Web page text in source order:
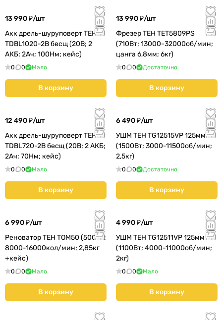
13 990 ₽/шт
Акк дрель-шуруповерт TEH
TDBL1020-2B бесщ (20В; 2
АКБ; 2Ач; 100Нм; кейс)
0 0 Мало
В корзину
13 990 ₽/шт
Фрезер TEH TET5809PS
(710Вт; 13000-32000об/мин;
цанга 6,8мм; 6кг)
0 0 Достаточно
В корзину
12 490 ₽/шт
Акк дрель-шуруповерт TEH
TDBL720-2B бесщ (20В; 2 АКБ;
2Ач; 70Нм; кейс)
0 0 Мало
В корзину
6 490 ₽/шт
УШМ TEH TG12515VP 125мм
(1500Вт; 3000-11500об/мин;
2,5кг)
0 0 Достаточно
В корзину
6 990 ₽/шт
Реноватор TEH TOM50 (500Вт;
8000-16000кол/мин; 2,85кг
+кейс)
0 0 Мало
В корзину
4 990 ₽/шт
УШМ TEH TG12511VP 125мм
(1100Вт; 4000-11000об/мин;
2кг)
0 0 Мало
В корзину